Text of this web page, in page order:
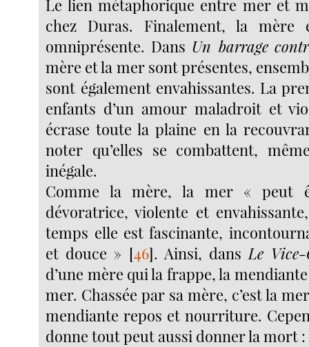
Le lien métaphorique entre mer et
chez Duras. Finalement, la mère
omniprésente. Dans Un barrage
mère et la mer sont présentes,
sont également envahissantes. La
enfants d’un amour maladroit et
écrase toute la plaine en la
noter qu’elles se combattent,
inégale.
Comme la mère, la mer « peut
dévoratrice, violente et
temps elle est fascinante,
et douce » [46]. Ainsi, dans Le Vice-
d’une mère qui la frappe, la
mer. Chassée par sa mère, c’est la
mendiante repos et nourriture.
donne tout peut aussi donner la mort :